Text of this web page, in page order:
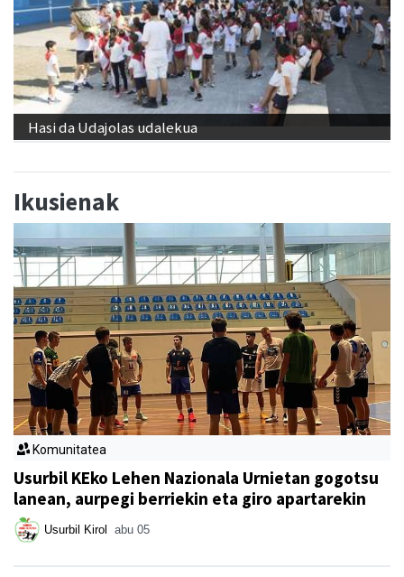
Hasi da Udajolas udalekua
Ikusienak
Komunitatea
Usurbil KEko Lehen Nazionala Urnietan gogotsu
lanean, aurpegi berriekin eta giro apartarekin
Usurbil Kirol abu 05